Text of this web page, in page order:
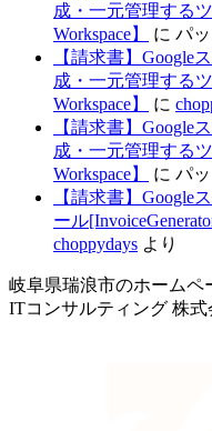
成・一元管理する
Workspace】
に パ
【請求書】Google
成・一元管理する
Workspace】
に
【請求書】Google
成・一元管理する
Workspace】
に パ
【請求書】Google
ール
choppydays より
岐阜県瑞浪市のホームペ
ITコンサルティング 株式